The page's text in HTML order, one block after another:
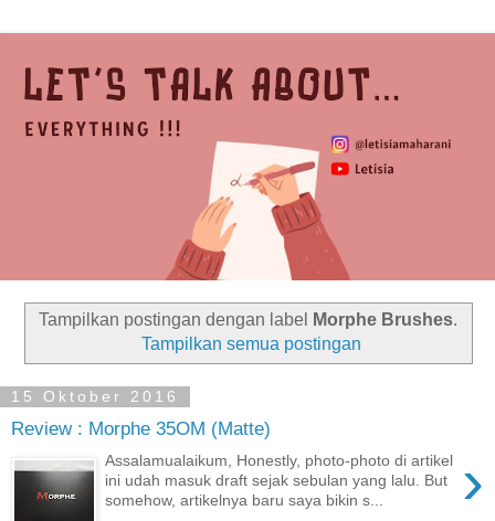
Tampilkan postingan dengan label Morphe Brushes.
Tampilkan semua postingan
15 Oktober 2016
Review : Morphe 35OM (Matte)
›
Assalamualaikum, Honestly, photo-photo di artikel
ini udah masuk draft sejak sebulan yang lalu. But
somehow, artikelnya baru saya bikin s...